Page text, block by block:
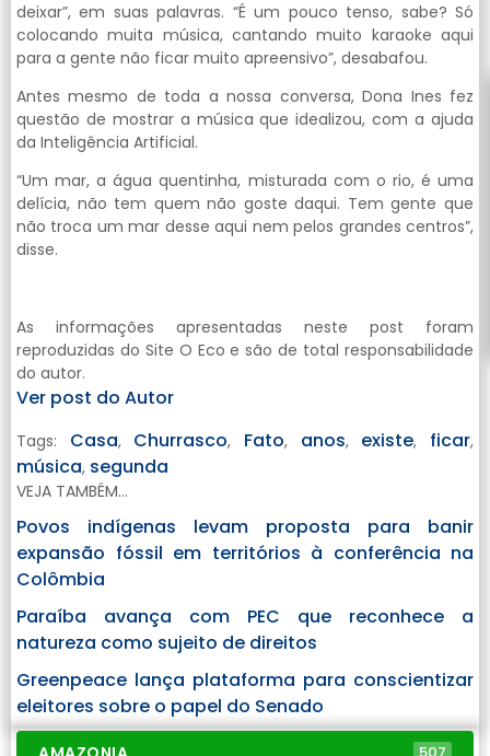
deixar”, em suas palavras. “É um pouco tenso, sabe? Só
colocando muita música, cantando muito karaoke aqui
para a gente não ficar muito apreensivo”, desabafou.
Antes mesmo de toda a nossa conversa, Dona Ines fez
questão de mostrar a música que idealizou, com a ajuda
da Inteligência Artificial.
“Um mar, a água quentinha, misturada com o rio, é uma
delícia, não tem quem não goste daqui. Tem gente que
não troca um mar desse aqui nem pelos grandes centros”,
disse.
As informações apresentadas neste post foram
reproduzidas do Site O Eco e são de total responsabilidade
do autor.
Ver post do Autor
Tags: Casa, Churrasco, Fato, anos, existe, ficar,
música, segunda
VEJA TAMBÉM...
Povos indígenas levam proposta para banir
expansão fóssil em territórios à conferência na
Colômbia
Paraíba avança com PEC que reconhece a
natureza como sujeito de direitos
Greenpeace lança plataforma para conscientizar
eleitores sobre o papel do Senado